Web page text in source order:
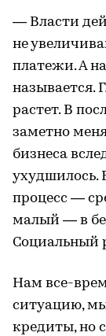
— Власти
не
платежи. А
называется.
растет. В
заметно
бизнеса
ухудшилось.
процесс —
малый — в
Социальный
Нам все-
ситуацию,
кредиты, но